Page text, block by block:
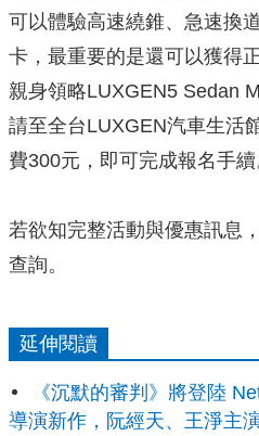
可以體驗高速繞錐、急速換
卡，最重要的是還可以獲得
親身領略LUXGEN5 Sedan
請至全台LUXGEN汽車生活
費300元，即可完成報名手續
若欲知完整活動與優惠訊息
查詢。
延伸閱讀
《沉默的審判》將登陸
導演新作，阮經天、王淨主